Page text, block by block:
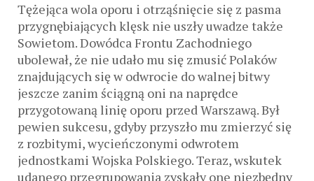
Tężejąca wola oporu i otrząśnięcie się z pasma
przygnębiających klęsk nie uszły uwadze także
Sowietom. Dowódca Frontu Zachodniego
ubolewał, że nie udało mu się zmusić Polaków
znajdujących się w odwrocie do walnej bitwy
jeszcze zanim ściągną oni na naprędce
przygotowaną linię oporu przed Warszawą. Był
pewien sukcesu, gdyby przyszło mu zmierzyć się
z rozbitymi, wycieńczonymi odwrotem
jednostkami Wojska Polskiego. Teraz, wskutek
udanego przegrupowania zyskały one niezbędny